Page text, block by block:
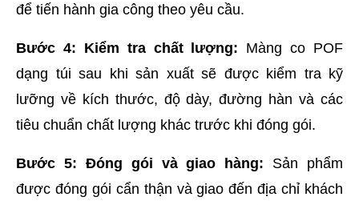
để tiến hành gia công theo yêu cầu.
Bước 4: Kiểm tra chất lượng: Màng co POF
dạng túi sau khi sản xuất sẽ được kiểm tra kỹ
lưỡng về kích thước, độ dày, đường hàn và các
tiêu chuẩn chất lượng khác trước khi đóng gói.
Bước 5: Đóng gói và giao hàng: Sản phẩm
được đóng gói cẩn thận và giao đến địa chỉ khách